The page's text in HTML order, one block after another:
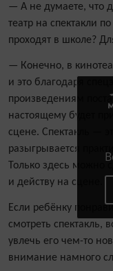
— А не думаете, что
театр на спектакли
проходят в школе?
— Конечно, в
и это благодаря
произведениям
настоящему будет
сцене. Спектакль —
разыгрывается
Только здесь можно
и действу на сцене.
Если ребёнку
смотреть спектакль,
увлечь его чем-то
внимание намного